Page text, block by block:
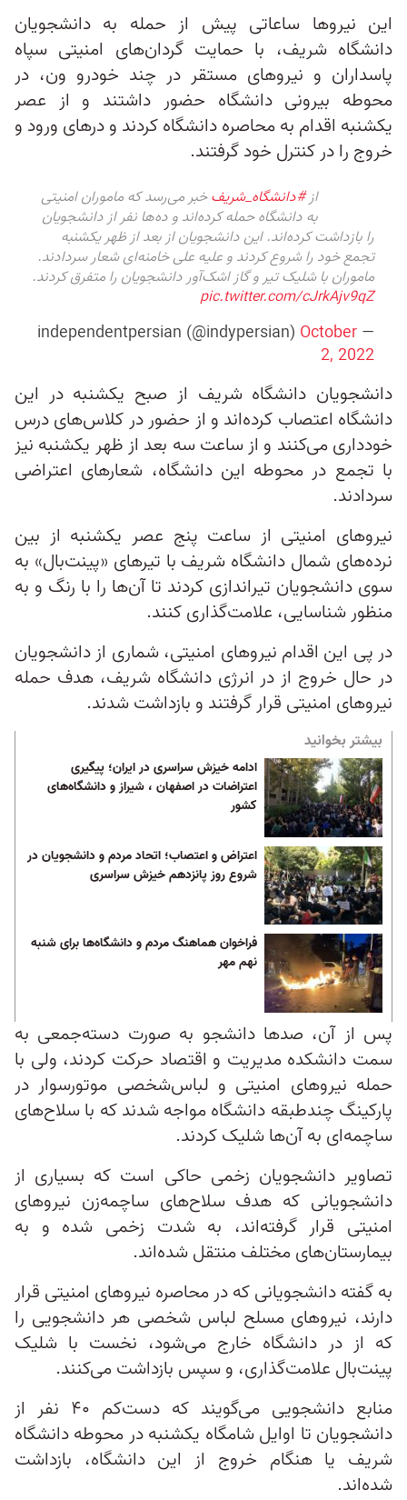
این نیروها ساعاتی پیش از حمله به دانشجویان
دانشگاه شریف، با حمایت گردان‌های امنیتی سپاه
پاسداران و نیروهای مستقر در چند خودرو ون، در
محوطه بیرونی دانشگاه حضور داشتند و از عصر
یکشنبه اقدام به محاصره دانشگاه کردند و در‌های ورود و
خروج را در کنترل خود گرفتند.
از#دانشگاه_شریفخبر می‌رسد که ماموران امنیتی
به دانشگاه حمله کرده‌اند و ده‌ها نفر از دانشجویان
را بازداشت کرده‌اند. این دانشجویان از بعد از ظهر یکشنبه
تجمع خود را شروع کردند و علیه علی خامنه‌ای شعار سردادند.
ماموران با شلیک تیر و گاز اشک‌آور دانشجویان را متفرق کردند.
pic.twitter.com/cJrkAjv9qZ
— independentpersian (@indypersian)
October
2, 2022
دانشجویان دانشگاه شریف از صبح یکشنبه در این
دانشگاه اعتصاب کرده‌اند و از حضور در کلاس‌های درس
خودداری می‌کنند و از ساعت سه بعد از ظهر یکشنبه نیز
با تجمع‌ در محوطه این دانشگاه، شعارهای اعتراضی
سردادند.
نیروهای امنیتی از ساعت پنج عصر یکشنبه از بین
نرده‌های شمال دانشگاه شریف با تیرهای «پینت‌بال» به
سوی دانشجویان تیراندازی کردند تا آن‌ها را با رنگ و به
منظور شناسایی، علامت‌گذاری کنند.
در پی این اقدام نیروهای امنیتی، شماری از دانشجویان
در حال خروج از در انرژی دانشگاه شریف، هدف حمله
نیروهای امنیتی قرار گرفتند و بازداشت شدند.
بیشتر بخوانید
ادامه خیزش سراسری در ایران؛ پیگیری
اعتراضات در اصفهان ، شیراز و دانشگاه‌های
کشور
اعتراض و اعتصاب؛ اتحاد مردم و دانشجویان در
شروع روز پانزدهم خیزش سراسری
فراخوان هماهنگ مردم و دانشگاه‌ها برای شنبه
نهم مهر
پس از آن، صدها دانشجو به صورت دسته‌جمعی به
سمت دانشکده مدیریت و اقتصاد حرکت کردند، ولی با
حمله نیروهای امنیتی و لباس‌شخصی موتورسوار در
پارکینگ چندطبقه دانشگاه مواجه شدند که با سلاح‌های
ساچمه‌ای به آن‌ها شلیک کردند.
تصاویر دانشجویان زخمی حاکی است که بسیاری از
دانشجویانی که هدف سلاح‌های ساچمه‌زن نیروهای
امنیتی قرار گرفته‌اند، به شدت زخمی شده و به
بیمارستان‌های مختلف منتقل شده‌اند.
به گفته دانشجویانی که در محاصره نیروهای امنیتی قرار
دارند، نیروهای مسلح لباس شخصی هر دانشجویی را
که از در دانشگاه خارج می‌شود، نخست با شلیک
پینت‌بال علامت‌گذاری، و سپس بازداشت می‌کنند.
منابع دانشجویی می‌گویند که دست‌کم ۴۰ نفر از
دانشجویان تا اوایل شامگاه یکشنبه در محوطه دانشگاه
شریف یا هنگام خروج از این دانشگاه، بازداشت
شده‌اند.